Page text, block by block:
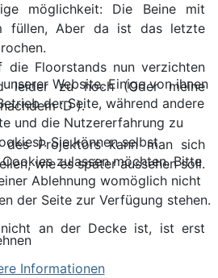
möglichkeit: Die Beine mit
füllen, Aber da ist das letzte
die Floorstands nun verzichten
leider zu hoch (Oder meine
:D ).
des Projektors kann man sich
wie es später aussehen soll.
an der Decke ist, ist erst
Website. Einige von ihnen
der Seite, während andere
und die Nutzererfahrung zu
Sie können selbst
zulassen möchten. Bitte
Ablehnung womöglich nicht
der Seite zur Verfügung stehen.
Informationen